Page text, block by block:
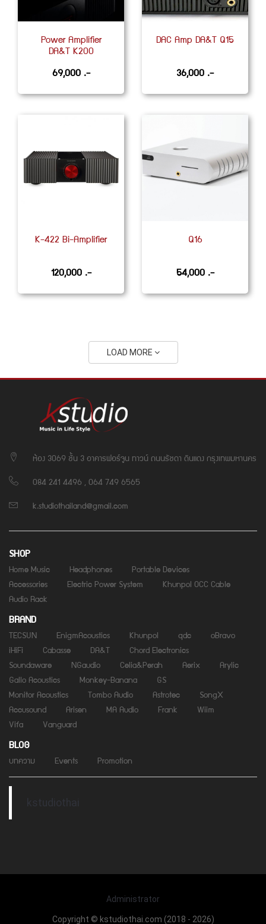
Power Amplifier
DA&T K200
69,000 .-
DAC Amp DA&T Q15
36,000 .-
K-422 Bi-Amplifier
120,000 .-
Q16
54,000 .-
LOAD MORE
ห้อง 3069 ชั้น 3 อาคารฟอร์จูน ทาวน์ ถนนรัชดา ดินแดง กรุงเทพมหานคร
084 241 4496 , 064 749 6565
k.studiothailand@gmail.com
SHOP
Home Music Headphones
Portable Devices
Accessories
Electric Power System
Khunpol OCC Cable
Audio Rack
BRAND
TECSUN EnigmAcoustics Khunpol qdc
oBravo
iHiFi
Cabasse DA&T
Chord Electronics
Soundaware
NGaudio Celia&Perah Aerix
Arylic
Gallo Acoustics
Monkey-Banana
GS
Monitor Acoustics
Tombo Audio Astrotec
SongX
Accusound
Arisen MA Audio Frank
Wiim
Vifa
Vanguard
BLOG
บทความ Events Promotion
kstudiothai
Copyright © kstudiothai.com (2018 - 2026)
Administrator